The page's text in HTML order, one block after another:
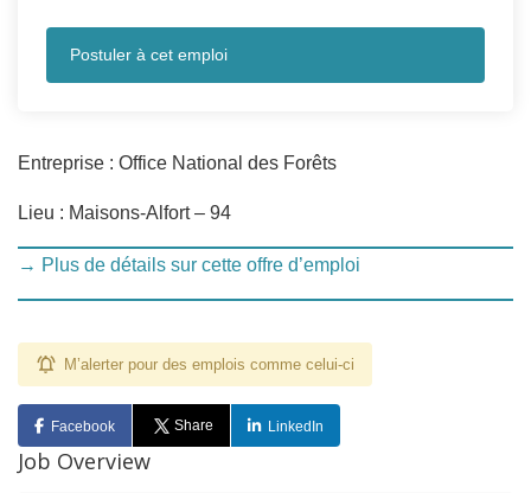
Postuler à cet emploi
Entreprise : Office National des Forêts
Lieu : Maisons-Alfort – 94
→ Plus de détails sur cette offre d’emploi
M’alerter pour des emplois comme celui-ci
Facebook Share LinkedIn
Job Overview